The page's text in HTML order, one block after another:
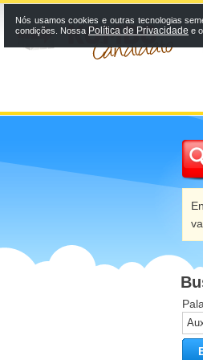
Nós usamos cookies e outras tecnologias
condições. Nossa Política de Privacidade e